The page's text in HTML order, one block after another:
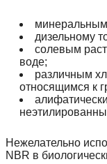
дизельному
солевым
воде;
различным
относящимся к
Нежелательно
NBR в